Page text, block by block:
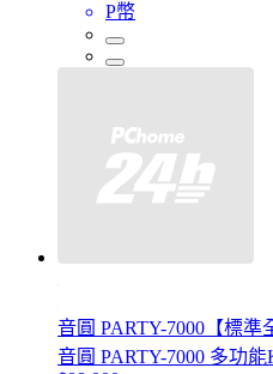
P幣
音圓 PARTY-7000【標準
音圓 PARTY-7000 多功